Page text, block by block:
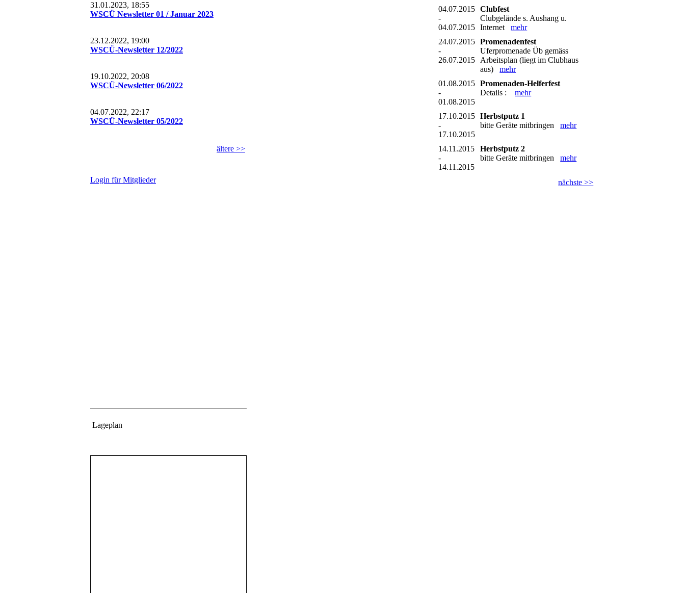
31.01.2023, 18:55
WSCÜ Newsletter 01 / Januar 2023
23.12.2022, 19:00
WSCÜ-Newsletter 12/2022
19.10.2022, 20:08
WSCÜ-Newsletter 06/2022
04.07.2022, 22:17
WSCÜ-Newsletter 05/2022
ältere >>
Login für Mitglieder
Lageplan
04.07.2015
-
04.07.2015
Clubfest
Clubgelände s. Aushang u.
Internetmehr
24.07.2015
-
26.07.2015
Promenadenfest
Uferpromenade Üb gemäss
Arbeitsplan (liegt im Clubhaus
aus)mehr
01.08.2015
-
01.08.2015
Promenaden-Helferfest
Details :mehr
17.10.2015
-
17.10.2015
Herbstputz 1
bitte Geräte mitbringenmehr
14.11.2015
-
14.11.2015
Herbstputz 2
bitte Geräte mitbringenmehr
nächste >>